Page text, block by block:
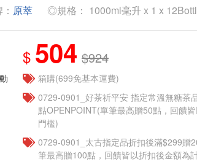
原萃 ◎規格： 1000ml毫升 x 1 x
$ 504 $924
箱購(699免基本運費)
​​0729-0901_好茶祈平安 指定常溫無糖茶
點OPENPOINT(單筆最高贈50點，回饋
門檻)
0729-0901_太古指定品折扣後滿$299贈
筆最高贈100點，回饋皆以折扣後金額為